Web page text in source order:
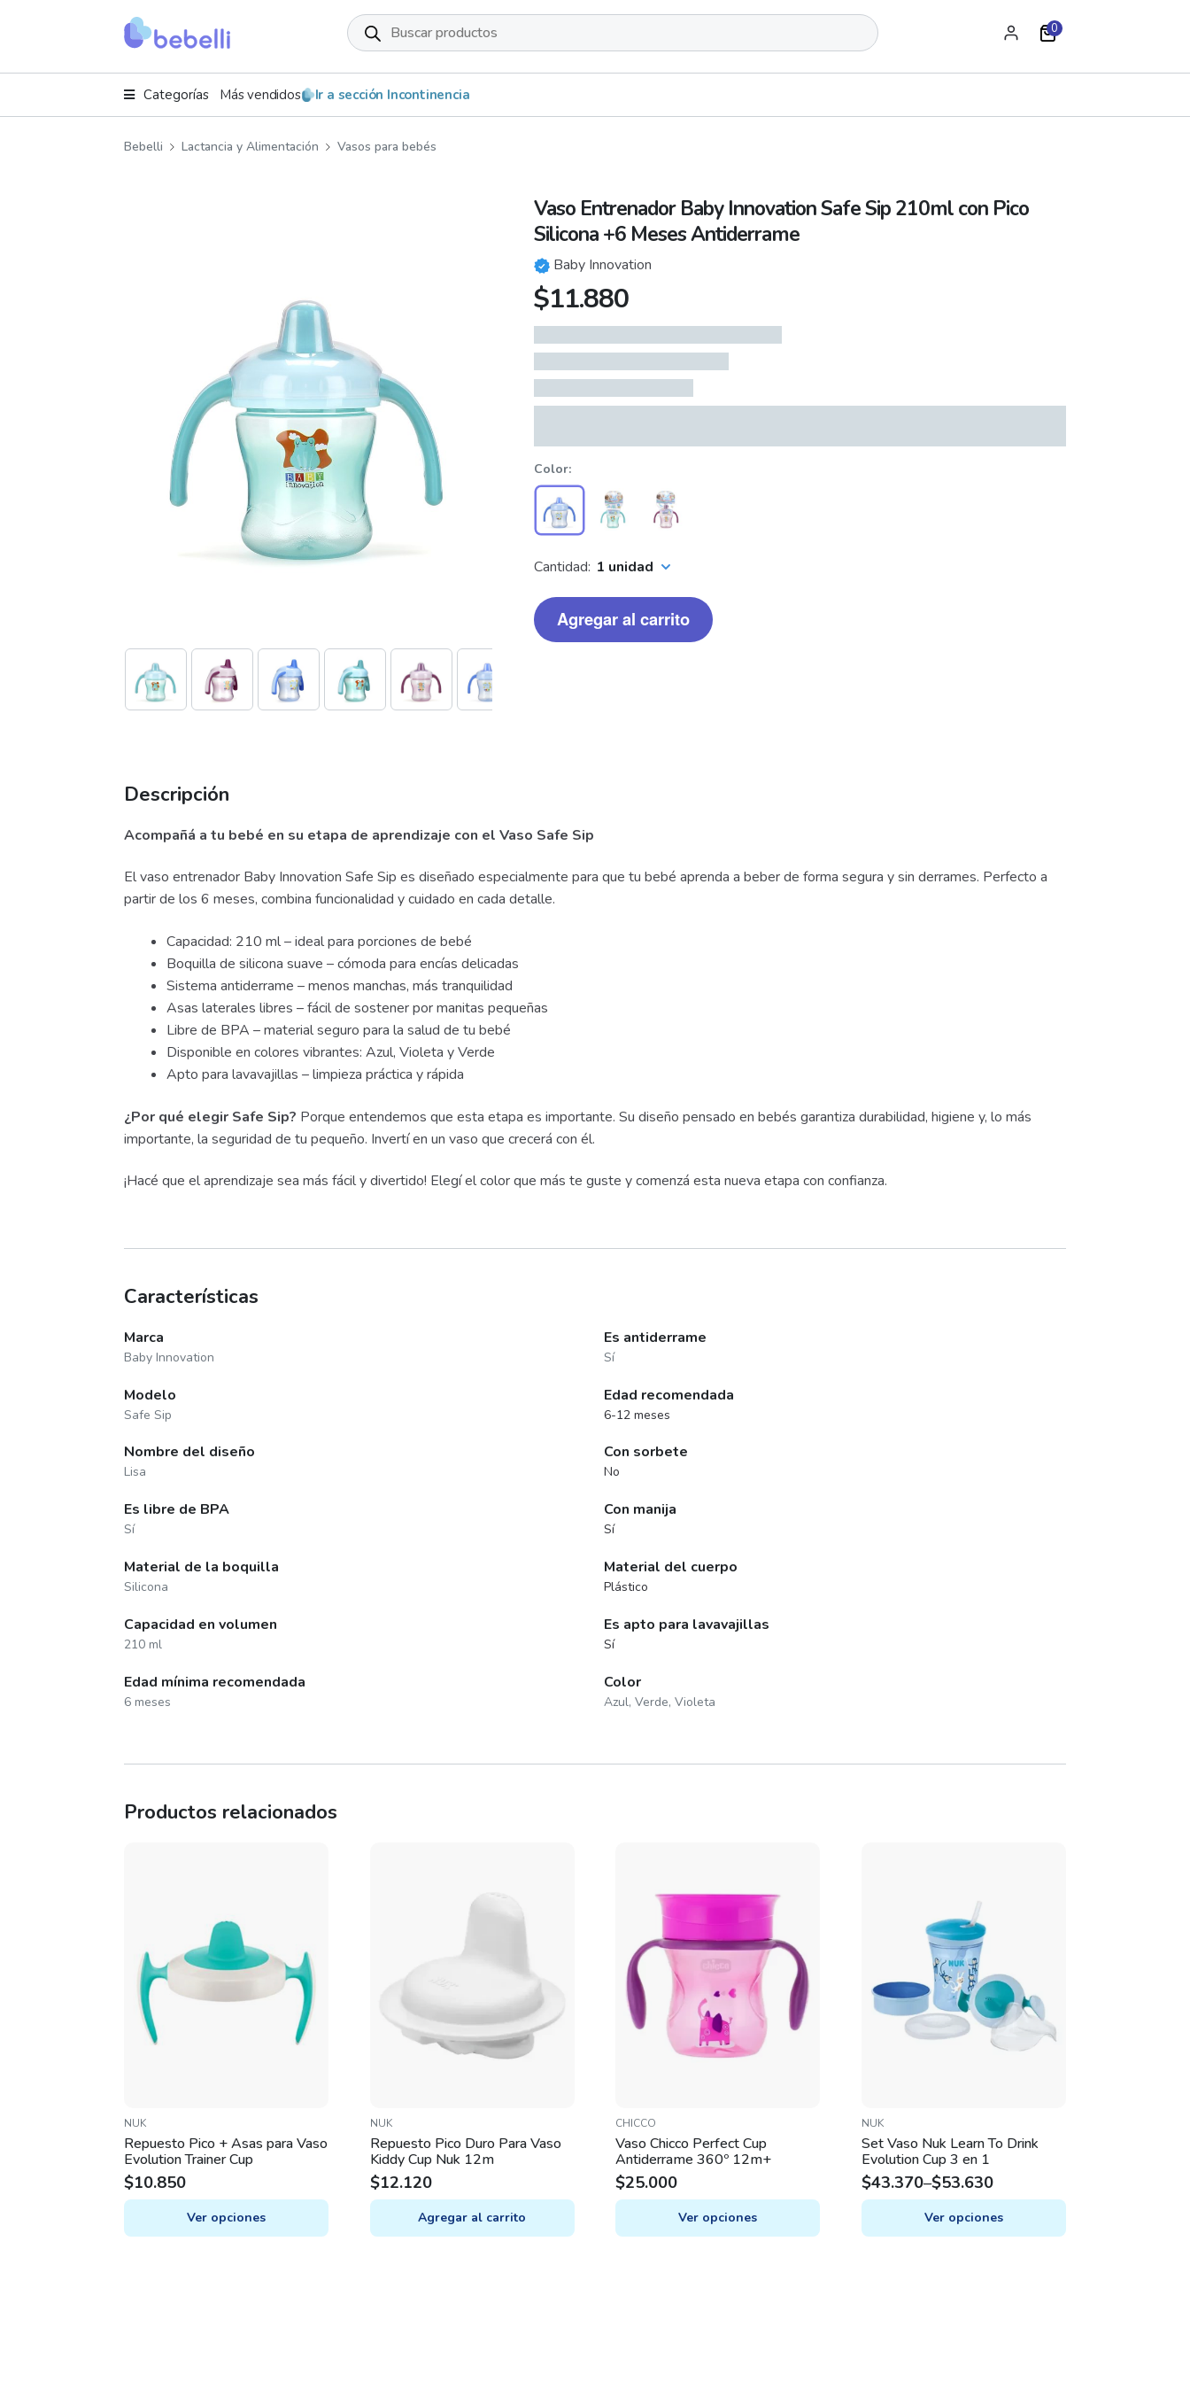
Products
search 0
Categorías Más vendidos Ir a sección Incontinencia
Bebelli Lactancia y Alimentación Vasos para bebés
Vaso Entrenador Baby Innovation Safe Sip 210ml con Pico
Silicona +6 Meses Antiderrame
Baby Innovation
$11.880
Color
Cantidad: 1 unidad
Agregar al carrito
Descripción
Acompañá a tu bebé en su etapa de aprendizaje con el Vaso Safe Sip
El vaso entrenador Baby Innovation Safe Sip es diseñado especialmente para que tu bebé aprenda a beber de forma segura y sin derrames. Perfecto a
partir de los 6 meses, combina funcionalidad y cuidado en cada detalle.
Capacidad: 210 ml – ideal para porciones de bebé
Boquilla de silicona suave – cómoda para encías delicadas
Sistema antiderrame – menos manchas, más tranquilidad
Asas laterales libres – fácil de sostener por manitas pequeñas
Libre de BPA – material seguro para la salud de tu bebé
Disponible en colores vibrantes: Azul, Violeta y Verde
Apto para lavavajillas – limpieza práctica y rápida
¿Por qué elegir Safe Sip? Porque entendemos que esta etapa es importante. Su diseño pensado en bebés garantiza durabilidad, higiene y, lo más
importante, la seguridad de tu pequeño. Invertí en un vaso que crecerá con él.
¡Hacé que el aprendizaje sea más fácil y divertido! Elegí el color que más te guste y comenzá esta nueva etapa con confianza.
Características
Marca
Baby Innovation
Modelo
Safe Sip
Nombre del diseño
Lisa
Es libre de BPA
Sí
Material de la boquilla
Silicona
Capacidad en volumen
210 ml
Edad mínima recomendada
6 meses
Es antiderrame
Sí
Edad recomendada
6-12 meses
Con sorbete
No
Con manija
Sí
Material del cuerpo
Plástico
Es apto para lavavajillas
Sí
Color
Azul, Verde, Violeta
Productos relacionados
NUK
Repuesto Pico + Asas para Vaso
Evolution Trainer Cup
$10.850
Ver opciones
NUK
Repuesto Pico Duro Para Vaso
Kiddy Cup Nuk 12m
$12.120
Agregar al carrito
CHICCO
Vaso Chicco Perfect Cup
Antiderrame 360º 12m+
$25.000
Ver opciones
NUK
Set Vaso Nuk Learn To Drink
Evolution Cup 3 en 1
$43.370–$53.630
Ver opciones